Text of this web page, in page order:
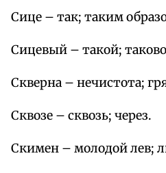
Сице – так; таким
Сицевый – такой;
Скверна – нечистота;
Сквозе – сквозь; через.
Скимен – молодой лев;